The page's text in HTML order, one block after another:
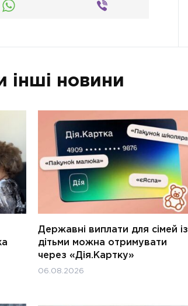
інші новини
Державні виплати для сімей із
дітьми можна отримувати
через «Дія.Картку»
06.08.2026